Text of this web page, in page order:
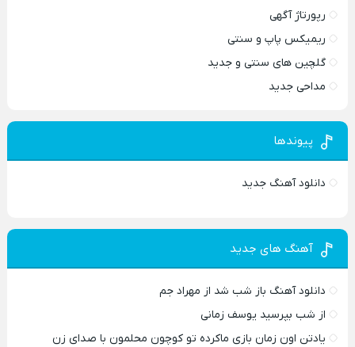
رپورتاژ آگهی
ریمیکس پاپ و سنتی
گلچین های سنتی و جدید
مداحی جدید
پیوندها
دانلود آهنگ جدید
آهنگ های جدید
دانلود آهنگ باز شب شد از مهراد جم
از شب بپرسید یوسف زمانی
یادتن اون زمان بازی ماکرده تو کوچون محلمون با صدای زن